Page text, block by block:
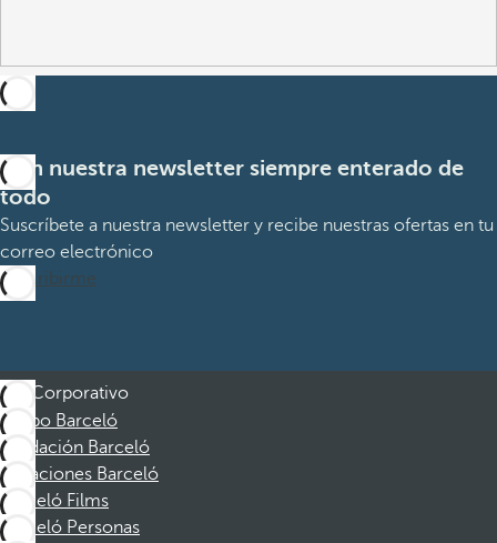
Con nuestra newsletter siempre enterado de
todo
Suscríbete a nuestra newsletter y recibe nuestras ofertas en tu
correo electrónico
Suscribirme
Corporativo
Grupo Barceló
Fundación Barceló
Vacaciones Barceló
Barceló Films
Barceló Personas